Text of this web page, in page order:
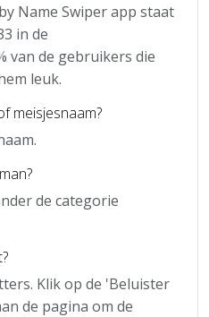
Name Swiper app staat
in de
van de gebruikers die
leuk.
meisjesnaam?
de categorie
Klik op de 'Beluister
de pagina om de